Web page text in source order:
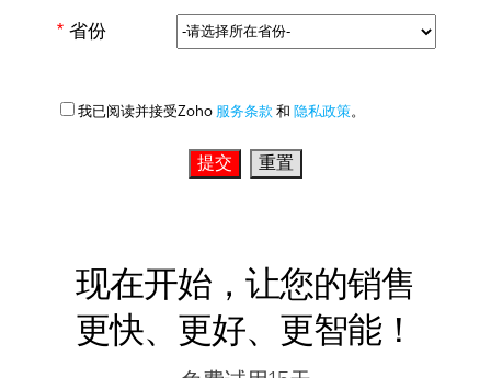
* 省份
我已阅读并接受Zoho 服务条款 和 隐私政策。
现在开始，让您的销售
更快、更好、更智能！